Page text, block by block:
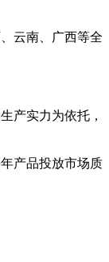
云南、广西等全
产实力为依托，
产品投放市场质